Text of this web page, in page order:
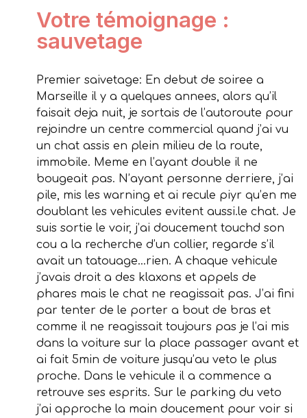
Votre témoignage :
sauvetage
Premier saivetage: En debut de soiree a
Marseille il y a quelques annees, alors qu’il
faisait deja nuit, je sortais de l’autoroute pour
rejoindre un centre commercial quand j’ai vu
un chat assis en plein milieu de la route,
immobile. Meme en l’ayant double il ne
bougeait pas. N’ayant personne derriere, j’ai
pile, mis les warning et ai recule piyr qu’en me
doublant les vehicules evitent aussi.le chat. Je
suis sortie le voir, j’ai doucement touchd son
cou a la recherche d’un collier, regarde s’il
avait un tatouage…rien. A chaque vehicule
j’avais droit a des klaxons et appels de
phares mais le chat ne reagissait pas. J’ai fini
par tenter de le porter a bout de bras et
comme il ne reagissait toujours pas je l’ai mis
dans la voiture sur la place passager avant et
ai fait 5min de voiture jusqu’au veto le plus
proche. Dans le vehicule il a commence a
retrouve ses esprits. Sur le parking du veto
j’ai approche la main doucement pour voir si